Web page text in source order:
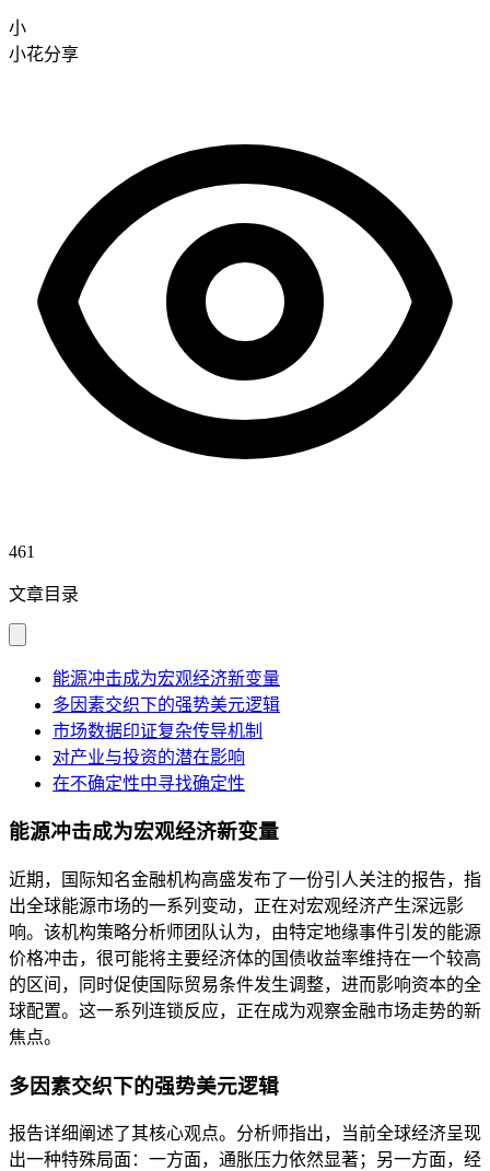
小
小花分享
461
文章目录
能源冲击成为宏观经济新变量
多因素交织下的强势美元逻辑
市场数据印证复杂传导机制
对产业与投资的潜在影响
在不确定性中寻找确定性
能源冲击成为宏观经济新变量
近期，国际知名金融机构高盛发布了一份引人关注的报告，指
出全球能源市场的一系列变动，正在对宏观经济产生深远影
响。该机构策略分析师团队认为，由特定地缘事件引发的能源
价格冲击，很可能将主要经济体的国债收益率维持在一个较高
的区间，同时促使国际贸易条件发生调整，进而影响资本的全
球配置。这一系列连锁反应，正在成为观察金融市场走势的新
焦点。
多因素交织下的强势美元逻辑
报告详细阐述了其核心观点。分析师指出，当前全球经济呈现
出一种特殊局面：一方面，通胀压力依然显著；另一方面，经